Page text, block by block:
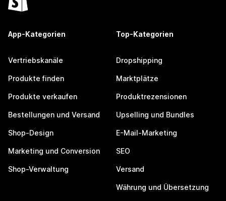
App-Kategorien
Vertriebskanäle
Produkte finden
Produkte verkaufen
Bestellungen und Versand
Shop-Design
Marketing und Conversion
Shop-Verwaltung
Top-Kategorien
Dropshipping
Marktplätze
Produktrezensionen
Upselling und Bundles
E-Mail-Marketing
SEO
Versand
Währung und Übersetzung